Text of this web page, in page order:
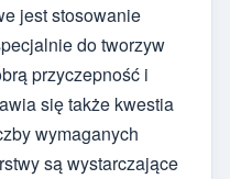
jest stosowanie
do tworzyw
przyczepność i
się także kwestia
wymaganych
są wystarczające